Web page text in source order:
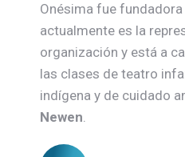
Onésima fue
actualmente es la
organización y está a
las clases de teatro
indígena y de cuidado
Newen.